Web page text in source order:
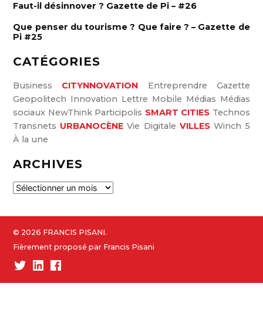
Faut-il désinnover ? Gazette de Pi – #26
Que penser du tourisme ? Que faire ? – Gazette de
Pi #25
CATÉGORIES
Business CITYNNOVATION Entreprendre
Gazette
Geopolitech Innovation Lettre Mobile Médias Médias
sociaux NewThink Participolis SMART CITIES Technos
Transnets URBANOCÈNE Vie Digitale VILLES Winch 5
À la une
ARCHIVES
A
c
h
e
s
© 2026 FRANCIS PISANI.
Fièrement proposé par Francis Pisani
TwitterLinked-Facebook